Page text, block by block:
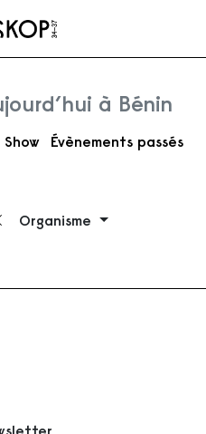
à Bénin
Évènements passés
le filtre
le filtre
Organisme